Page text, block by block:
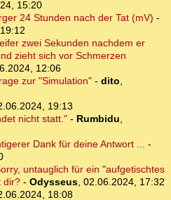
15:20
24 Stunden nach der Tat (mV) -
zwei Sekunden nachdem er
zieht sich vor Schmerzen
12:06
zur "Simulation"- dito,
19:13
nicht statt."- Rumbidu,
Dank für deine Antwort ... -
untauglich für ein "aufgetischtes
dir? - Odysseus, 02.06.2024, 17:32
18:08